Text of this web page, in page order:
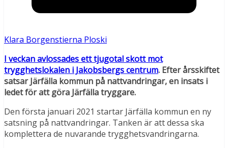
Klara Borgenstierna Ploski
I veckan avlossades ett tjugotal skott mot
trygghetslokalen i Jakobsbergs centrum. Efter årsskiftet
satsar Järfälla kommun på nattvandringar, en insats i
ledet för att göra Järfälla tryggare.
Den första januari 2021 startar Järfälla kommun en ny
satsning på nattvandringar. Tanken är att dessa ska
komplettera de nuvarande trygghetsvandringarna.